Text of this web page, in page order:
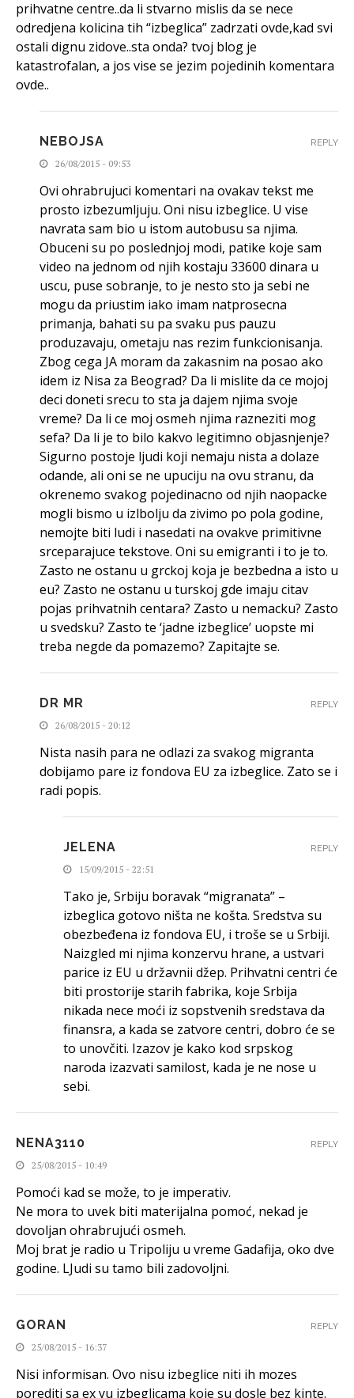
prihvatne centre..da li stvarno mislis da se nece
odredjena kolicina tih “izbeglica” zadrzati ovde,kad svi
ostali dignu zidove..sta onda? tvoj blog je
katastrofalan, a jos vise se jezim pojedinih komentara
ovde..
NEBOJSA
26/08/2015 - 09:53
Ovi ohrabrujuci komentari na ovakav tekst me
prosto izbezumljuju. Oni nisu izbeglice. U vise
navrata sam bio u istom autobusu sa njima.
Obuceni su po poslednjoj modi, patike koje sam
video na jednom od njih kostaju 33600 dinara u
uscu, puse sobranje, to je nesto sto ja sebi ne
mogu da priustim iako imam natprosecna
primanja, bahati su pa svaku pus pauzu
produzavaju, ometaju nas rezim funkcionisanja.
Zbog cega JA moram da zakasnim na posao ako
idem iz Nisa za Beograd? Da li mislite da ce mojoj
deci doneti srecu to sta ja dajem njima svoje
vreme? Da li ce moj osmeh njima razneziti mog
sefa? Da li je to bilo kakvo legitimno objasnjenje?
Sigurno postoje ljudi koji nemaju nista a dolaze
odande, ali oni se ne upuciju na ovu stranu, da
okrenemo svakog pojedinacno od njih naopacke
mogli bismo u izlbolju da zivimo po pola godine,
nemojte biti ludi i nasedati na ovakve primitivne
srceparajuce tekstove. Oni su emigranti i to je to.
Zasto ne ostanu u grckoj koja je bezbedna a isto u
eu? Zasto ne ostanu u turskoj gde imaju citav
pojas prihvatnih centara? Zasto u nemacku? Zasto
u svedsku? Zasto te ‘jadne izbeglice’ uopste mi
treba negde da pomazemo? Zapitajte se.
REPLY
DR MR
26/08/2015 - 20:12
Nista nasih para ne odlazi za svakog migranta
dobijamo pare iz fondova EU za izbeglice. Zato se i
radi popis.
REPLY
JELENA
15/09/2015 - 22:51
Tako je, Srbiju boravak “migranata” –
izbeglica gotovo ništa ne košta. Sredstva su
obezbeđena iz fondova EU, i troše se u Srbiji.
Naizgled mi njima konzervu hrane, a ustvari
parice iz EU u državnii džep. Prihvatni centri će
biti prostorije starih fabrika, koje Srbija
nikada nece moći iz sopstvenih sredstava da
finansra, a kada se zatvore centri, dobro će se
to unovčiti. Izazov je kako kod srpskog
naroda izazvati samilost, kada je ne nose u
sebi.
REPLY
NENA3110
25/08/2015 - 10:49
Pomoći kad se može, to je imperativ.
Ne mora to uvek biti materijalna pomoć, nekad je
dovoljan ohrabrujući osmeh.
Moj brat je radio u Tripoliju u vreme Gadafija, oko dve
godine. LJudi su tamo bili zadovoljni.
REPLY
GORAN
25/08/2015 - 16:37
Nisi informisan. Ovo nisu izbeglice niti ih mozes
porediti sa ex yu izbeglicama koje su dosle bez kinte.
REPLY